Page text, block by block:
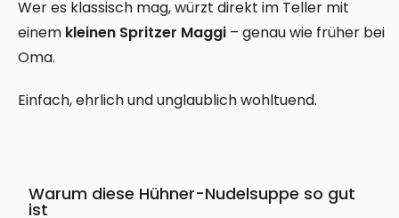
Wer es klassisch mag, würzt direkt im Teller mit
einem kleinen Spritzer Maggi – genau wie früher bei
Oma.
Einfach, ehrlich und unglaublich wohltuend.
Warum diese Hühner-Nudelsuppe so gut
ist